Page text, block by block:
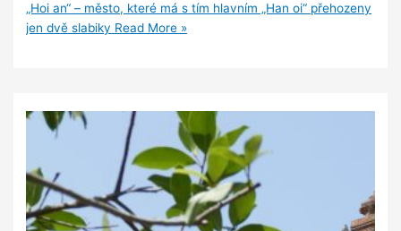
„Hoi an“ – město, které má s tím hlavním „Han oi“ přehozeny
jen dvě slabiky Read More »